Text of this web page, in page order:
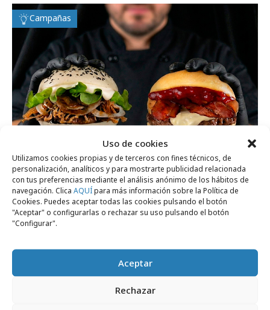
Uso de cookies
Utilizamos cookies propias y de terceros con fines técnicos, de
personalización, analíticos y para mostrarte publicidad relacionada
con tus preferencias mediante el análisis anónimo de los hábitos de
navegación. Clica AQUÍpara más información sobre la Política de
Cookies. Puedes aceptar todas las cookies pulsando el botón
"Aceptar" o configurarlas o rechazar su uso pulsando el botón
"Configurar".
Aceptar
Rechazar
Campañas
lunes, 26 de enero 2026
The Good Burger lanza dos nuevas recetas
de edición limitada